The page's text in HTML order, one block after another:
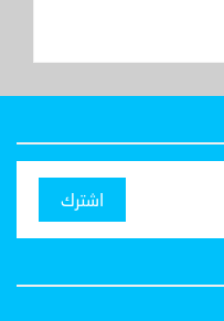
اشترك